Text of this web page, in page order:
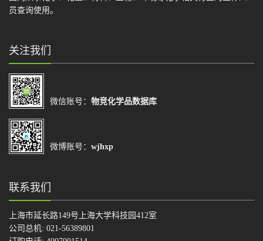
员查询使用。
关注我们
微信账号： 物竞化学品数据库
微博账号： wjhxp
联系我们
上海市延长路149号上海大学科技园412室
公司总机: 021-56389801